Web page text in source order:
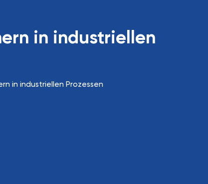
in industriellen
in industriellen Prozessen